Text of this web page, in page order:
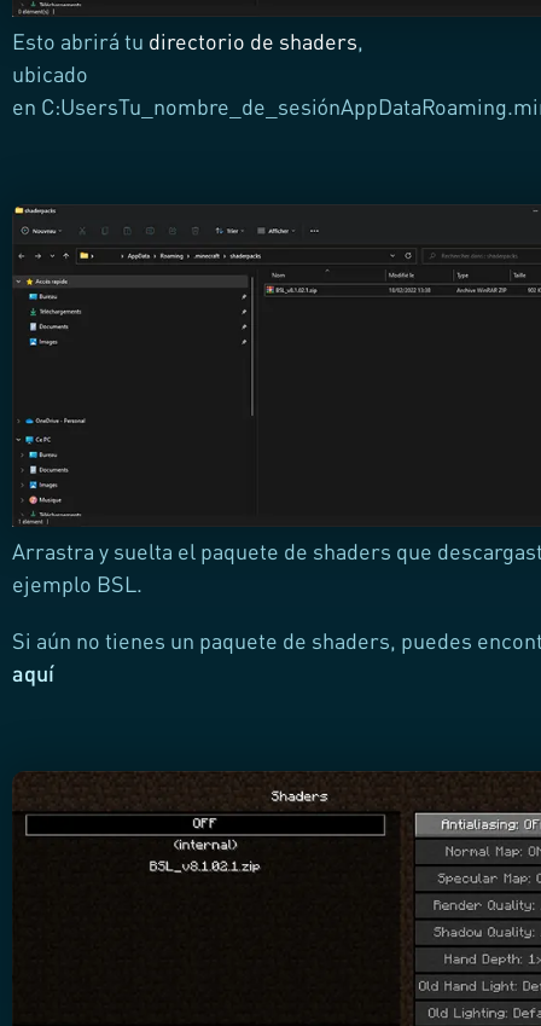
Esto abrirá tu directorio de shaders,
ubicado
en
Arrastra y suelta el paquete de shaders que
ejemplo BSL.
Si aún no tienes un paquete de shaders, puedes
aquí